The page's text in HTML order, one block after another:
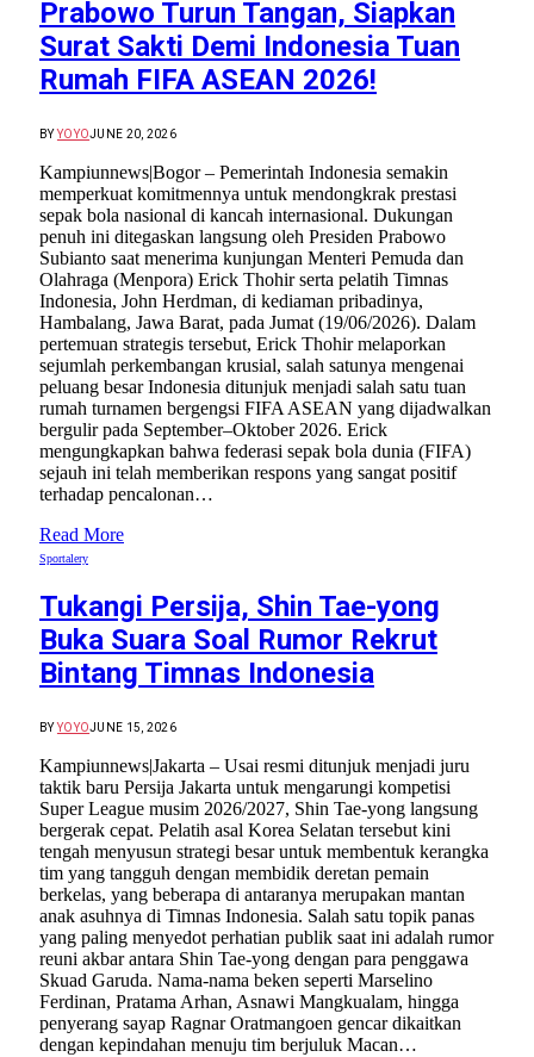
Prabowo Turun Tangan, Siapkan
Surat Sakti Demi Indonesia Tuan
Rumah FIFA ASEAN 2026!
BY YOYOJUNE 20, 2026
Kampiunnews|Bogor – Pemerintah Indonesia semakin
memperkuat komitmennya untuk mendongkrak prestasi
sepak bola nasional di kancah internasional. Dukungan
penuh ini ditegaskan langsung oleh Presiden Prabowo
Subianto saat menerima kunjungan Menteri Pemuda dan
Olahraga (Menpora) Erick Thohir serta pelatih Timnas
Indonesia, John Herdman, di kediaman pribadinya,
Hambalang, Jawa Barat, pada Jumat (19/06/2026). Dalam
pertemuan strategis tersebut, Erick Thohir melaporkan
sejumlah perkembangan krusial, salah satunya mengenai
peluang besar Indonesia ditunjuk menjadi salah satu tuan
rumah turnamen bergengsi FIFA ASEAN yang dijadwalkan
bergulir pada September–Oktober 2026. Erick
mengungkapkan bahwa federasi sepak bola dunia (FIFA)
sejauh ini telah memberikan respons yang sangat positif
terhadap pencalonan…
Read More
Sportalery
Tukangi Persija, Shin Tae-yong
Buka Suara Soal Rumor Rekrut
Bintang Timnas Indonesia
BY YOYOJUNE 15, 2026
Kampiunnews|Jakarta – Usai resmi ditunjuk menjadi juru
taktik baru Persija Jakarta untuk mengarungi kompetisi
Super League musim 2026/2027, Shin Tae-yong langsung
bergerak cepat. Pelatih asal Korea Selatan tersebut kini
tengah menyusun strategi besar untuk membentuk kerangka
tim yang tangguh dengan membidik deretan pemain
berkelas, yang beberapa di antaranya merupakan mantan
anak asuhnya di Timnas Indonesia. Salah satu topik panas
yang paling menyedot perhatian publik saat ini adalah rumor
reuni akbar antara Shin Tae-yong dengan para penggawa
Skuad Garuda. Nama-nama beken seperti Marselino
Ferdinan, Pratama Arhan, Asnawi Mangkualam, hingga
penyerang sayap Ragnar Oratmangoen gencar dikaitkan
dengan kepindahan menuju tim berjuluk Macan…